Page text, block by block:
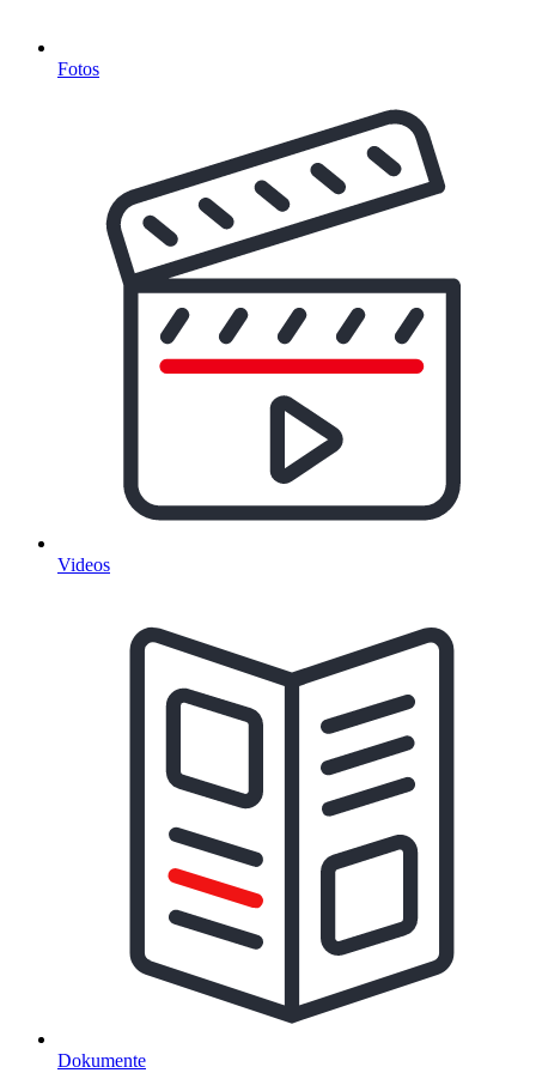
Fotos
Videos
Dokumente